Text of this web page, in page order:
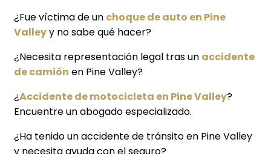
¿Fue víctima de un choque de auto en Pine
Valleyy no sabe qué hacer?
¿Necesita representación legal tras un accidente
de camión en Pine Valley?
¿Accidente de motocicleta en Pine Valley?
Encuentre un abogado especializado.
¿Ha tenido un accidente de tránsito en Pine Valley
y necesita ayuda con el seguro?